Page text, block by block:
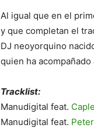
Al igual que en el
y que completan el
DJ neoyorquino
quien ha
Tracklist:
Manudigital feat.
Manudigital feat.